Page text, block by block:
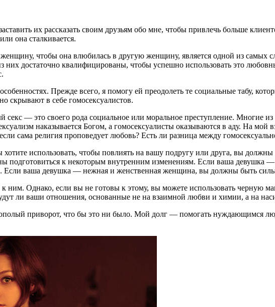
их рассказать своим друзьям обо мне, чтобы привлечь больше
она сталкивается.
чтобы она влюбилась в другую женщину, является одной из самых
достаточно квалифицированы, чтобы успешно использовать это
Прежде всего, я помогу ей преодолеть те социальные табу,
скрывают в себе гомосексуалистов.
— это своего рода социальное или моральное преступление. Многие
наказывается Богом, а гомосексуалисты оказываются в аду. На мой
сама религия проповедует любовь? Есть ли разница между
использовать, чтобы повлиять на вашу подругу или друга, вы должны
подготовиться к некоторым внутренним изменениям. Если ваша девушка
ваша девушка — нежная и женственная женщина, вы должны быть
Однако, если вы не готовы к этому, вы можете использовать черную
ли ваши отношения, основанные не на взаимной любви и химии, а на
приворот, что бы это ни было. Мой долг — помогать нуждающимся